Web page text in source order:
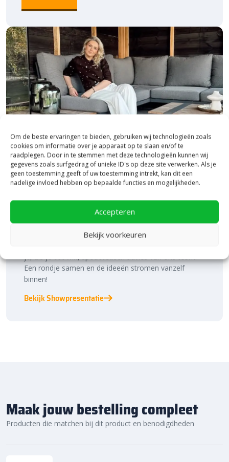
Om de beste ervaringen te bieden, gebruiken wij technologieën zoals
cookies om informatie over je apparaat op te slaan en/of te
raadplegen. Door in te stemmen met deze technologieën kunnen wij
gegevens zoals surfgedrag of unieke ID's op deze site verwerken. Als je
geen toestemming geeft of uw toestemming intrekt, kan dit een
nadelige invloed hebben op bepaalde functies en mogelijkheden.
Accepteren
Bekijk voorkeuren
Bezoek onze vestiging in Heerde,
inspiratie binnen én buiten!
Laat je inspireren in ons 2.500 m² experience centre,
binnen én buiten. Hier ontdek je de nieuwste
Een rondje samen en de ideeën stromen vanzelf
binnen!
Bekijk Showpresentatie
Maak jouw bestelling compleet
Producten die matchen bij dit product en benodigdheden